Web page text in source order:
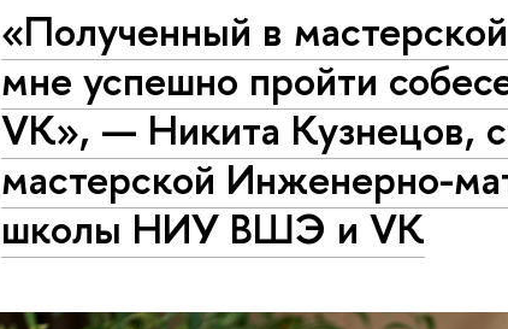
«Полученный в
мне успешно пройти
VK», — Никита Кузнецов,
мастерской Инженерно-
школы НИУ ВШЭ и VK